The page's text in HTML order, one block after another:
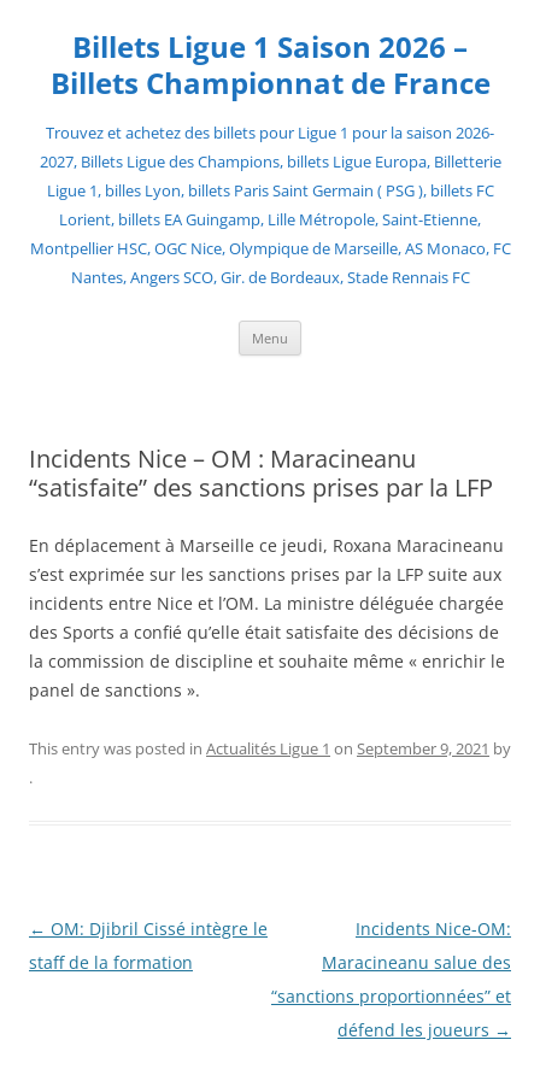
contentBillets Ligue 1 Saison 2026 –
Billets Championnat de France
Trouvez et achetez des billets pour Ligue 1 pour la saison 2026-
2027, Billets Ligue des Champions, billets Ligue Europa, Billetterie
Ligue 1, billes Lyon, billets Paris Saint Germain ( PSG ), billets FC
Lorient, billets EA Guingamp, Lille Métropole, Saint-Etienne,
Montpellier HSC, OGC Nice, Olympique de Marseille, AS Monaco, FC
Nantes, Angers SCO, Gir. de Bordeaux, Stade Rennais FC
Menu
Incidents Nice – OM : Maracineanu
“satisfaite” des sanctions prises par la LFP
En déplacement à Marseille ce jeudi, Roxana Maracineanu
s’est exprimée sur les sanctions prises par la LFP suite aux
incidents entre Nice et l’OM. La ministre déléguée chargée
des Sports a confié qu’elle était satisfaite des décisions de
la commission de discipline et souhaite même « enrichir le
panel de sanctions ».
This entry was posted in Actualités Ligue 1 on September 9, 2021 by
.
Post
navigation
← OM: Djibril Cissé intègre le
staff de la formation
Incidents Nice-OM:
Maracineanu salue des
“sanctions proportionnées” et
défend les joueurs →